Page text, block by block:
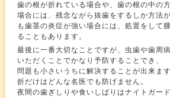
歯の根が折れている場合や、歯の根の中の
場合には、残念ながら抜歯をするしか方法
も歯茎の炎症が強い場合には、処置をして
ることもあります。
最後に一番大切なことですが、虫歯や歯周
いただくことでかなり予防することでき、
問題も小さいうちに解決することが出来ま
折だけはどんな名医でも防げません。
夜間の歯ぎしりや食いしばりはナイトガー